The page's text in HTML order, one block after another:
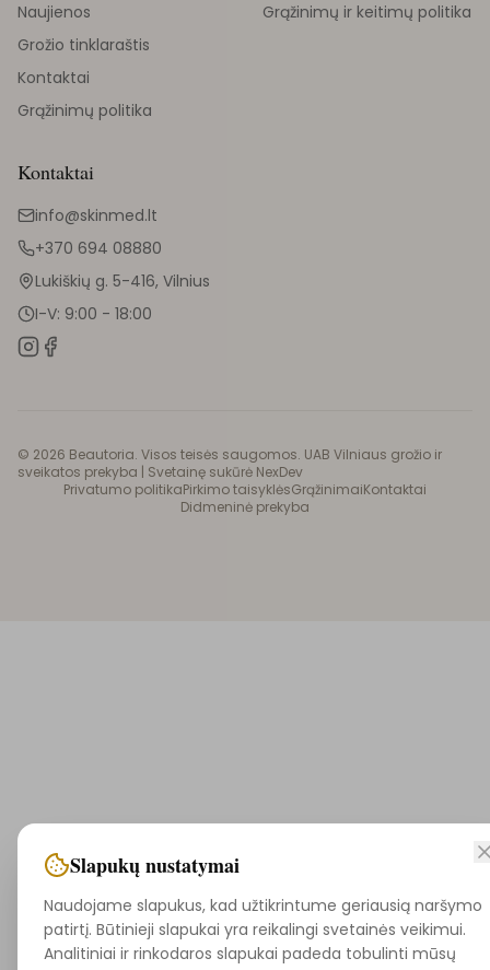
Naujienos
Grožio tinklaraštis
Kontaktai
Grąžinimų politika
Grąžinimų ir keitimų politika
Kontaktai
info@skinmed.lt
+370 694 08880
Lukiškių g. 5-416, Vilnius
I-V: 9:00 - 18:00
© 2026 Beautoria. Visos teisės saugomos. UAB Vilniaus grožio ir
sveikatos prekyba | Svetainę sukūrė NexDev
Privatumo politikaPirkimo taisyklėsGrąžinimaiKontaktai
Didmeninė prekyba
Slapukų nustatymai
Naudojame slapukus, kad užtikrintume geriausią naršymo
patirtį. Būtinieji slapukai yra reikalingi svetainės veikimui.
Analitiniai ir rinkodaros slapukai padeda tobulinti mūsų